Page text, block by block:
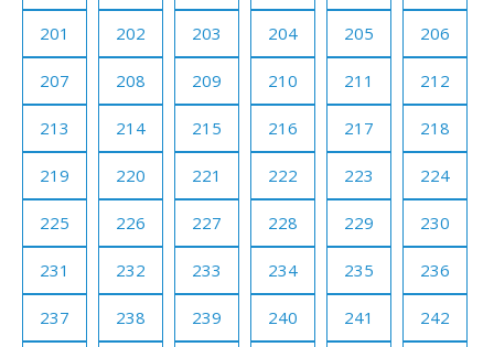
201 202 203 204 205 206
207 208 209 210 211 212
213 214 215 216 217 218
219 220 221 222 223 224
225 226 227 228 229 230
231 232 233 234 235 236
237 238 239 240 241 242